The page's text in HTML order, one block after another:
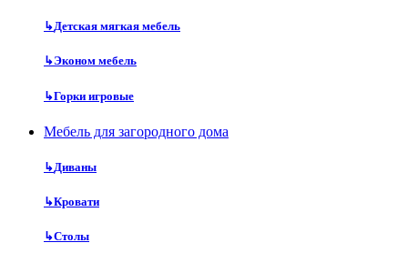
↳Детская мягкая мебель
↳Эконом мебель
↳Горки игровые
Мебель для загородного дома
↳Диваны
↳Кровати
↳Столы